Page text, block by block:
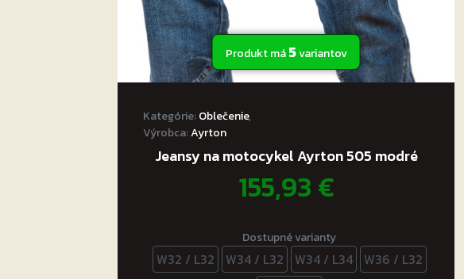
Produkt má5variantov
Kategórie:Oblečenie,
Výrobca:Ayrton
Jeansy na motocykel Ayrton 505 modré
155,93€
Dostupné varianty
W32 / L32 W34 / L32 W34 / L34
W36 / L32